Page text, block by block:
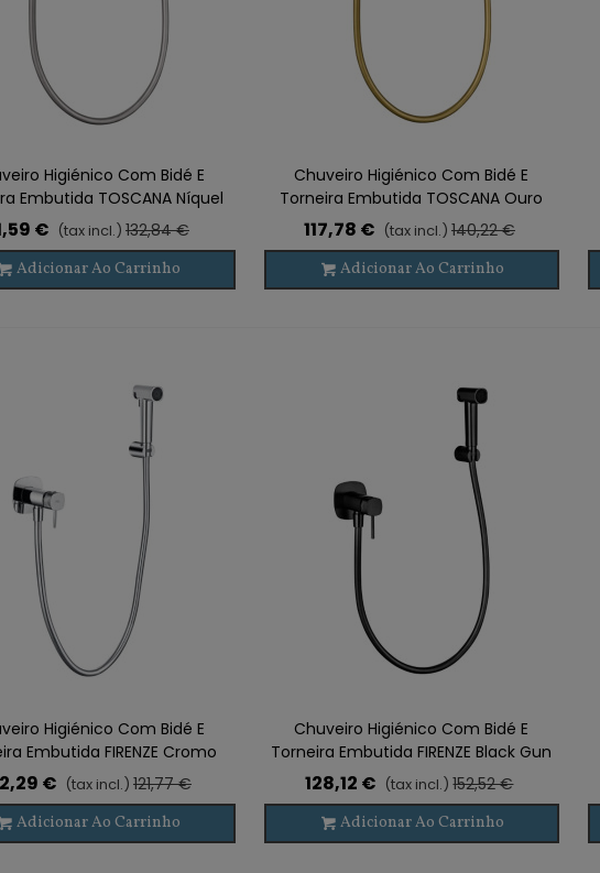
Higiénico Com Bidé E
Embutida TOSCANA Níquel
€ (tax incl.) 132,84 €
Adicionar Ao Carrinho
Chuveiro Higiénico Com Bidé E
Torneira Embutida TOSCANA Ouro
117,78 € (tax incl.) 140,22 €
Adicionar Ao Carrinho
Higiénico Com Bidé E
Embutida FIRENZE Cromo
€ (tax incl.) 121,77 €
Adicionar Ao Carrinho
Chuveiro Higiénico Com Bidé E
Torneira Embutida FIRENZE Black Gun
Metal
128,12 € (tax incl.) 152,52 €
Adicionar Ao Carrinho